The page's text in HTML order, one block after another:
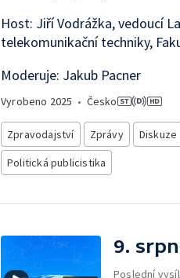
Host: Jiří Vodrážka, vedoucí
telekomunikační techniky,
Moderuje: Jakub Pacner
Vyrobeno 2025 • Česko
Zpravodajství Zprávy Diskuze
Politická publicistika
9.
Poslední